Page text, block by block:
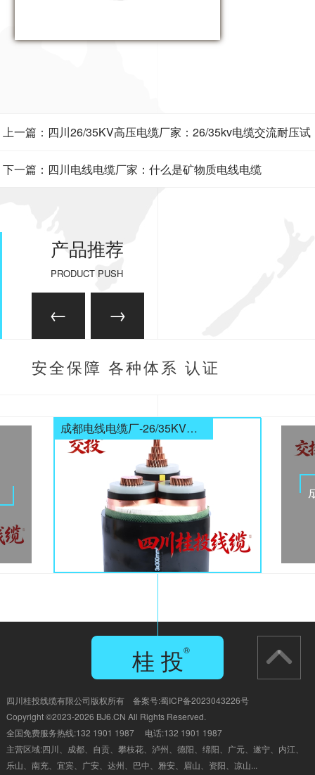
上一篇：四川26/35KV高压电缆厂家：26/35kv电缆交流耐压试
验标准
下一篇：四川电线电缆厂家：什么是矿物质电线电缆
产品推荐
PRODUCT PUSH
安全保障 各种体系 认证
成都电线电缆厂-26/35KV高压电缆
四川桂投线缆有限公司版权所有 备案号:蜀ICP备2023043226号
Copyright ©2023-2026 BJ6.CN All Rights Reserved.
全国免费服务热线:132 1901 1987 电话:132 1901 1987
桂 投®
主营区域:四川、成都、自贡、 攀枝花、泸州、德阳、绵阳、广元、遂宁、内江、
乐山、南充、宜宾、广安、达州、巴中、雅安、眉山、资阳、凉山...